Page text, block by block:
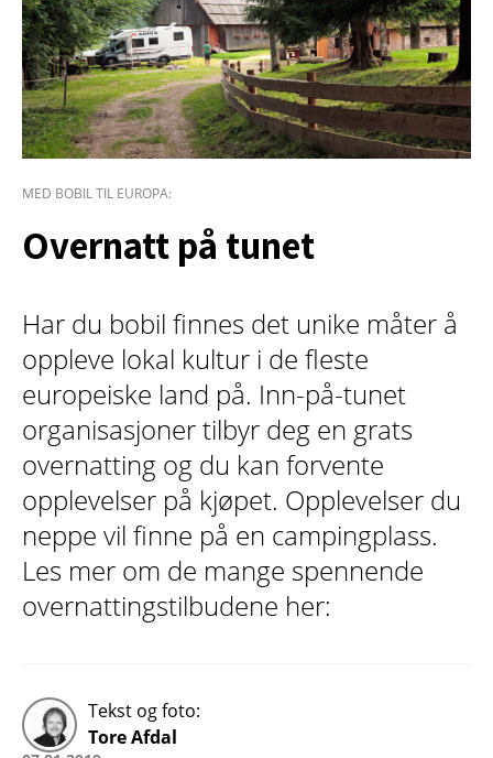
MED BOBIL TIL EUROPA:
Overnatt på tunet
Har du bobil finnes det unike måter å
oppleve lokal kultur i de fleste
europeiske land på. Inn-på-tunet
organisasjoner tilbyr deg en grats
overnatting og du kan forvente
opplevelser på kjøpet. Opplevelser du
neppe vil finne på en campingplass.
Les mer om de mange spennende
overnattingstilbudene her:
Tekst og foto:
Tore Afdal